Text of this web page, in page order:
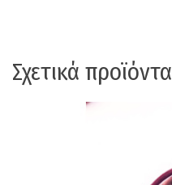
Σχετικά προϊόντα